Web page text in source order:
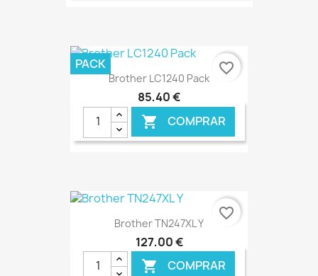
Brother LC1240 Pack
85,40 €
 COMPRAR
€ ONLINE
PACK favorite_border
Brother TN247XL Y
127,00 €
 COMPRAR
favorite_border